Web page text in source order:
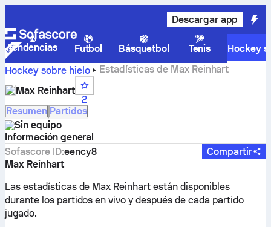
Descargar app
Tendencias Futbol Básquetbol Tenis
Hockey
Hockey sobre hielo
Estadísticas de Max Reinhart
Max Reinhart
2
Resumen Partidos
Sin equipo
Información general
Sofascore ID:eency8
Compartir
Max Reinhart
Las estadísticas de Max Reinhart están disponibles
durante los partidos en vivo y después de cada partido
jugado.